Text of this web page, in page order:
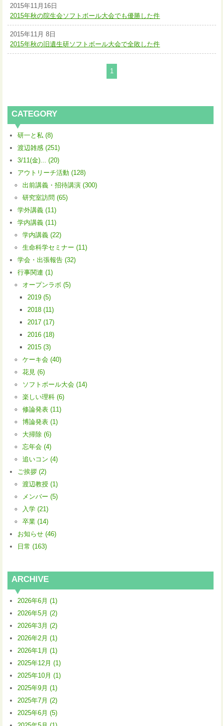
2015年11月16日
2015年秋の院生会ソフトボール大会でも優勝した件
2015年11月 8日
2015年秋の旧遺生研ソフトボール大会で全敗した件
1
CATEGORY
研一と私 (8)
渡辺雑感 (251)
3/11(金)... (20)
アウトリーチ活動 (128)
出前講義・招待講演 (300)
研究室訪問 (65)
学外講義 (11)
学内講義 (11)
学内講義 (22)
生命科学セミナー (11)
学会・出張報告 (32)
行事関連 (1)
オープンラボ (5)
2019 (5)
2018 (11)
2017 (17)
2016 (18)
2015 (3)
ケーキ会 (40)
花見 (6)
ソフトボール大会 (14)
楽しい理科 (6)
修論発表 (11)
博論発表 (1)
大掃除 (6)
忘年会 (4)
追いコン (4)
ご挨拶 (2)
渡辺教授 (1)
メンバー (5)
入学 (21)
卒業 (14)
お知らせ (46)
日常 (163)
ARCHIVE
2026年6月 (1)
2026年5月 (2)
2026年3月 (2)
2026年2月 (1)
2026年1月 (1)
2025年12月 (1)
2025年10月 (1)
2025年9月 (1)
2025年7月 (2)
2025年6月 (5)